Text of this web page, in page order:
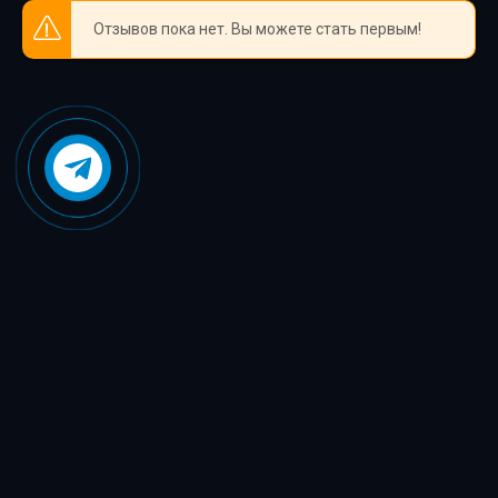
Отзывов пока нет. Вы можете стать первым!